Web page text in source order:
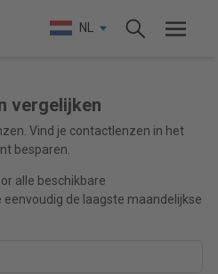
NL
vergelijken
Vind je contactlenzen in het
besparen.
alle beschikbare
de laagste maandelijkse